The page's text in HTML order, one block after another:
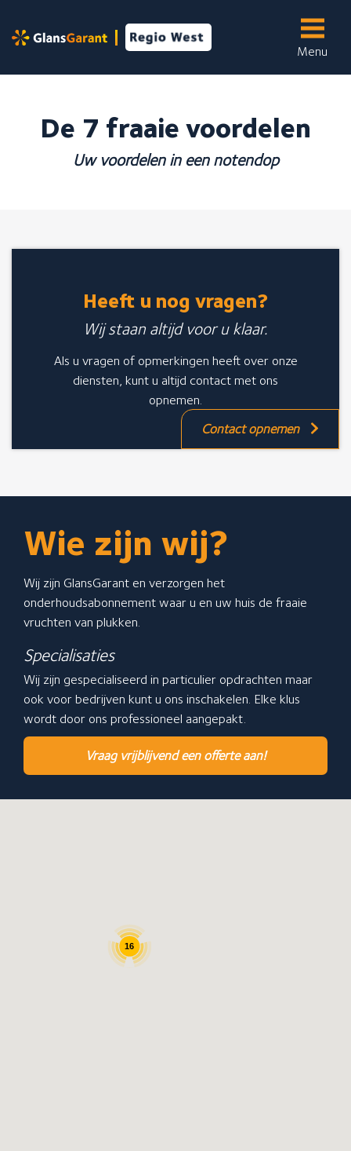
to
Menu
Wij bieden de volgende services aan:
Binnenschilderwerk
Meer informatie over...
Over GlansGarant
De 7 fraaie voordelen
Een offerte aanvragen
GlansGarant Regio West B.V.
Ganzenveer 48
Stuur een bericht
Neem telefonisch contact met ons op: 0251-700205
De 7 fraaie voordelen
Uw voordelen in een notendop
Heeft u nog vragen?
Wij staan altijd voor u klaar.
Als u vragen of opmerkingen heeft over onze
diensten, kunt u altijd contact met ons
opnemen.
Contact opnemen
Wie zijn wij?
Wij zijn GlansGarant en verzorgen het
onderhoudsabonnement waar u en uw huis de fraaie
vruchten van plukken.
Specialisaties
Wij zijn gespecialiseerd in particulier opdrachten maar
ook voor bedrijven kunt u ons inschakelen. Elke klus
wordt door ons professioneel aangepakt.
Vraag vrijblijvend een offerte aan!
16